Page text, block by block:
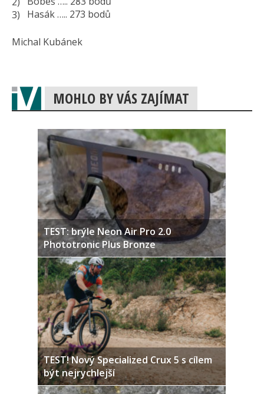
Hasák ….. 273 bodů
Michal Kubánek
MOHLO BY VÁS ZAJÍMAT
TEST: brýle Neon Air Pro 2.0
Phototronic Plus Bronze
TEST! Nový Specialized Crux 5 s cílem
být nejrychlejší